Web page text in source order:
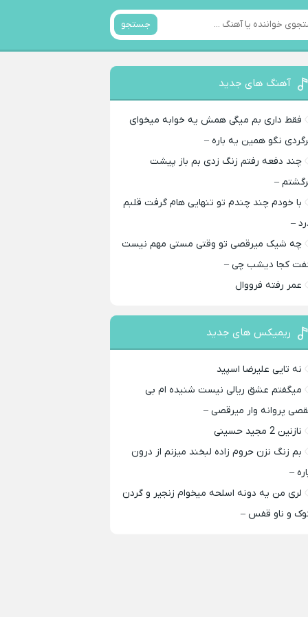
جستجو
آهنگ های جدید
فقط داری بم میگی همش یه خوابه میخوای
نگو همین یه باره –
چند دفعه رفتم زنگ زدی بم باز پیشت
–
با خودم چند چندم تو تنهایی هام گرفت قلبم
–
چه شیک میرقصی تو وقتی مستی مهم نیست
کجا دیشب چی –
عمر رفته فرووال
ریمیکس های جدید
نه تایی علیرضا اسپید
میگفتم عشق ریالی نیست شنیده ام بی
پروانه وار میرقصی –
نازنین 2 مجید حسینی
بم زنگ نزن حروم زاده لبخند میزنم از درون
–
لری من یه دونه اسلحه میخوام زﻧﺠﻴﺮ و ﮔﺮدن
و ﻧﺎو ﻗﻔﺲ –